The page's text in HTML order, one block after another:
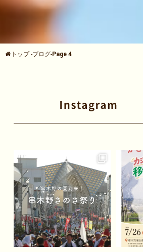
トップ -ブログ-Page 4